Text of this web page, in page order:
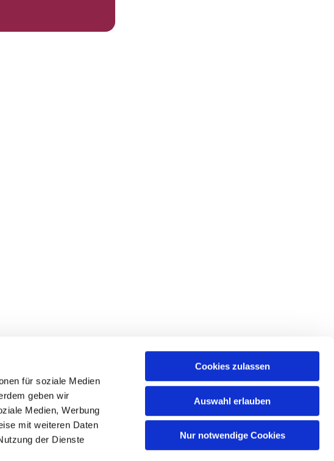
für soziale Medien
geben wir
Medien, Werbung
mit weiteren Daten
der Dienste
Cookies zulassen
Auswahl erlauben
Nur notwendige Cookies
Login